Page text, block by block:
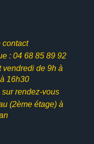
contact
: 04 68 85 89 92
vendredi de 9h à
16h30
rendez-vous
(2ème étage) à